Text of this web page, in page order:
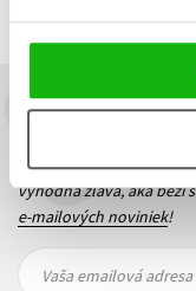
Budete to
Zaujíma Vás, aký
výhodná zľava, aká beží
e-mailových noviniek!
emailová
emailová
Vaša emailová adresa